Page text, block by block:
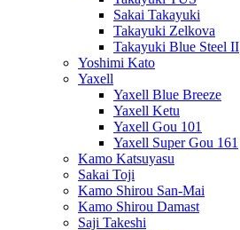
Sakai Takayuki
Takayuki Zelkova
Takayuki Blue Steel II
Yoshimi Kato
Yaxell
Yaxell Blue Breeze
Yaxell Ketu
Yaxell Gou 101
Yaxell Super Gou 161
Kamo Katsuyasu
Sakai Toji
Kamo Shirou San-Mai
Kamo Shirou Damast
Saji Takeshi